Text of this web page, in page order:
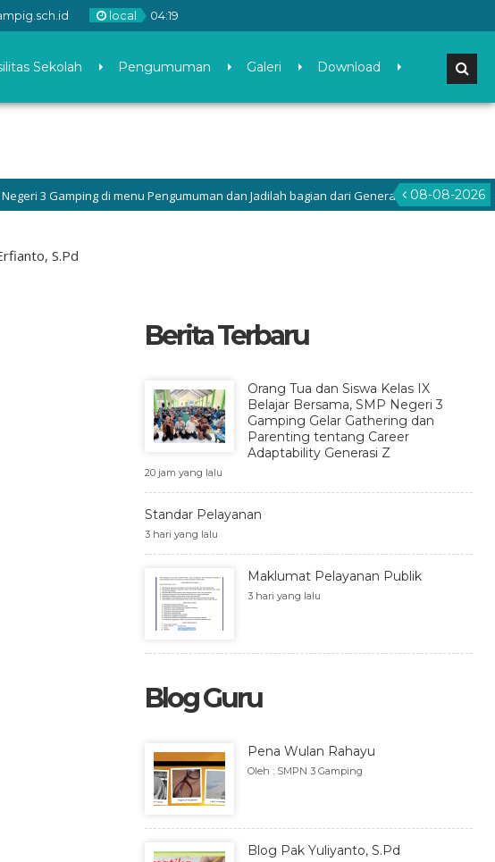
local 04:20
Sekolah Pengumuman Galeri Download
08-08-2026
Gamping di menu Pengumuman dan Jadilah bagian dari Generasi Tangguh Unggul
S.Pd
Berita Terbaru
Orang Tua dan Siswa Kelas IX
Belajar Bersama, SMP Negeri 3
Gamping Gelar Gathering dan
Parenting tentang Career
Adaptability Generasi Z
20 jam yang lalu
Standar Pelayanan
3 hari yang lalu
Maklumat Pelayanan Publik
3 hari yang lalu
Blog Guru
Pena Wulan Rahayu
Oleh : SMPN 3 Gamping
Blog Pak Yuliyanto, S.Pd